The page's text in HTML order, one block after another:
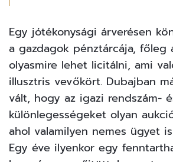
Egy jótékonysági árverésen
a gazdagok pénztárcája, főleg
olyasmire lehet licitálni, ami
illusztris vevőkört. Dubajban
vált, hogy az igazi rendszám-
különlegességeket olyan
ahol valamilyen nemes ügyet
Egy éve ilyenkor egy